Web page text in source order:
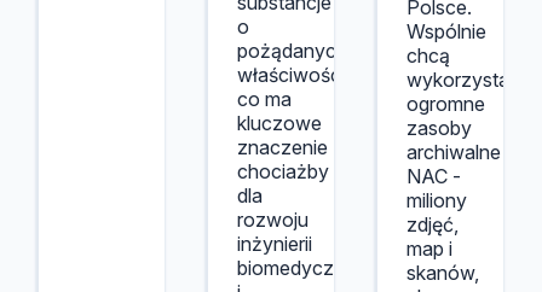
o
pożądanych
właściwościach,
co ma
kluczowe
znaczenie
chociażby
dla
rozwoju
inżynierii
biomedycznej
Polsce.
Wspólnie
chcą
wykorzystać
ogromne
zasoby
archiwalne
NAC -
miliony
zdjęć,
map i
skanów,